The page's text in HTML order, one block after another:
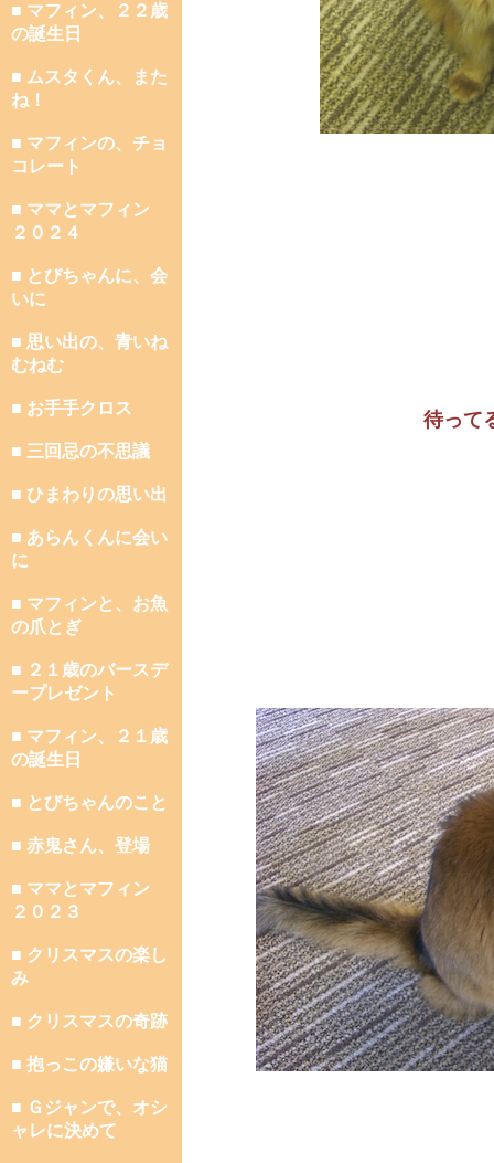
■ マフィン、２２歳
の誕生日
■ ムスタくん、また
ね！
■ マフィンの、チョ
コレート
■ ママとマフィン
２０２４
■ とびちゃんに、会
いに
■ 思い出の、青いね
むねむ
■ お手手クロス
■ 三回忌の不思議
■ ひまわりの思い出
■ あらんくんに会い
に
■ マフィンと、お魚
の爪とぎ
■ ２１歳のバースデ
ープレゼント
■ マフィン、２１歳
の誕生日
■ とびちゃんのこと
■ 赤鬼さん、登場
■ ママとマフィン
２０２３
■ クリスマスの楽し
み
■ クリスマスの奇跡
■ 抱っこの嫌いな猫
■ Ｇジャンで、オシ
ャレに決めて
待って